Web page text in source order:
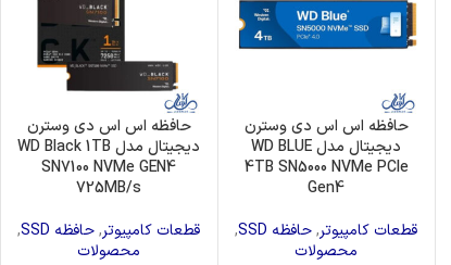
حافظه اس اس دی وسترن
دیجیتال مدل WD BLUE
4TB SN5000 NVMe PCle
Gen4
قطعات کامپیوتر,حافظه SSD
,
محصولات
حافظه اس اس دی وسترن
دیجیتال مدل WD Black 1TB
SN7100 NVMe GEN4
725MB/s
قطعات کامپیوتر,حافظه SSD
,
محصولات